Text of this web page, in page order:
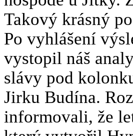
Takový krásný
Po vyhlášení
vystopil náš
slávy pod
Jirku Budína.
informovali, že